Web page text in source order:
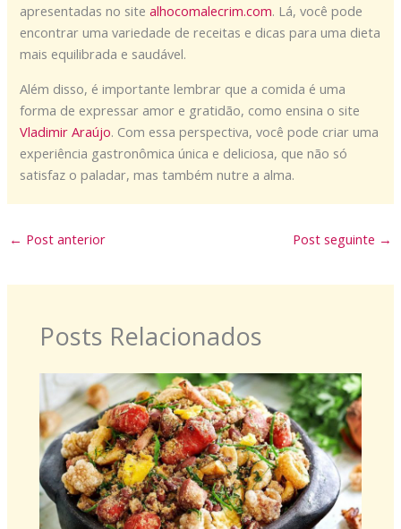
apresentadas no sitealhocomalecrim.com. Lá, você pode
encontrar uma variedade de receitas e dicas para uma dieta
mais equilibrada e saudável.
Além disso, é importante lembrar que a comida é uma
forma de expressar amor e gratidão, como ensina o site
Vladimir Araújo. Com essa perspectiva, você pode criar uma
experiência gastronômica única e deliciosa, que não só
satisfaz o paladar, mas também nutre a alma.
← Post anterior Post seguinte →
Posts Relacionados